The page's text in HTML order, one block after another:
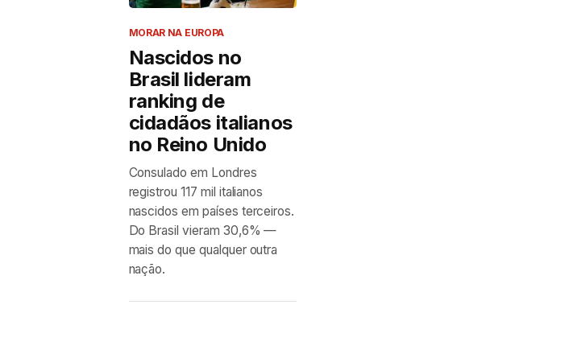
MORAR NA EUROPA
Nascidos no
Brasil lideram
ranking de
cidadãos italianos
no Reino Unido
Consulado em Londres
registrou 117 mil italianos
nascidos em países terceiros.
Do Brasil vieram 30,6% —
mais do que qualquer outra
nação.